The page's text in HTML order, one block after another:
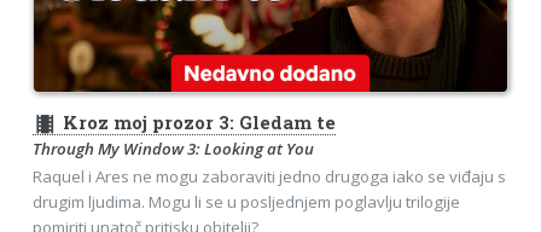
theaters Kroz moj prozor 3: Gledam te
Through My Window 3: Looking at You
Raquel i Ares ne mogu zaboraviti jedno drugoga iako se viđaju s
drugim ljudima. Mogu li se u posljednjem poglavlju trilogije
pomiriti unatoč pritisku obitelji?